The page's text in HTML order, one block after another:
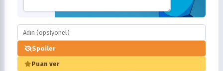
Spoiler
Puan ver